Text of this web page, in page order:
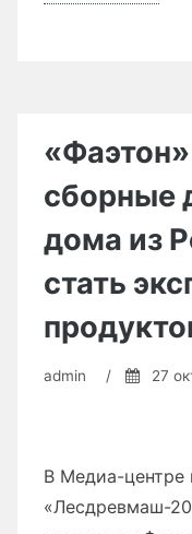
XX
сборные
дома из
стать
admin / 27
В Медиа-центре
«Лесдревмаш-